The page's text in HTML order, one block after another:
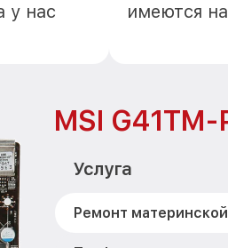
у нас
имеются
MSI G41TM-
Услуга
Ремонт